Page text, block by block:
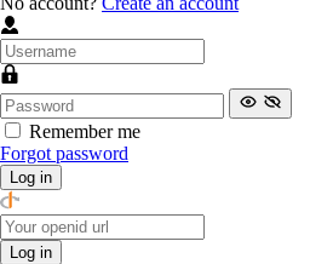
Remember me
Forgot password
Log in
Log in